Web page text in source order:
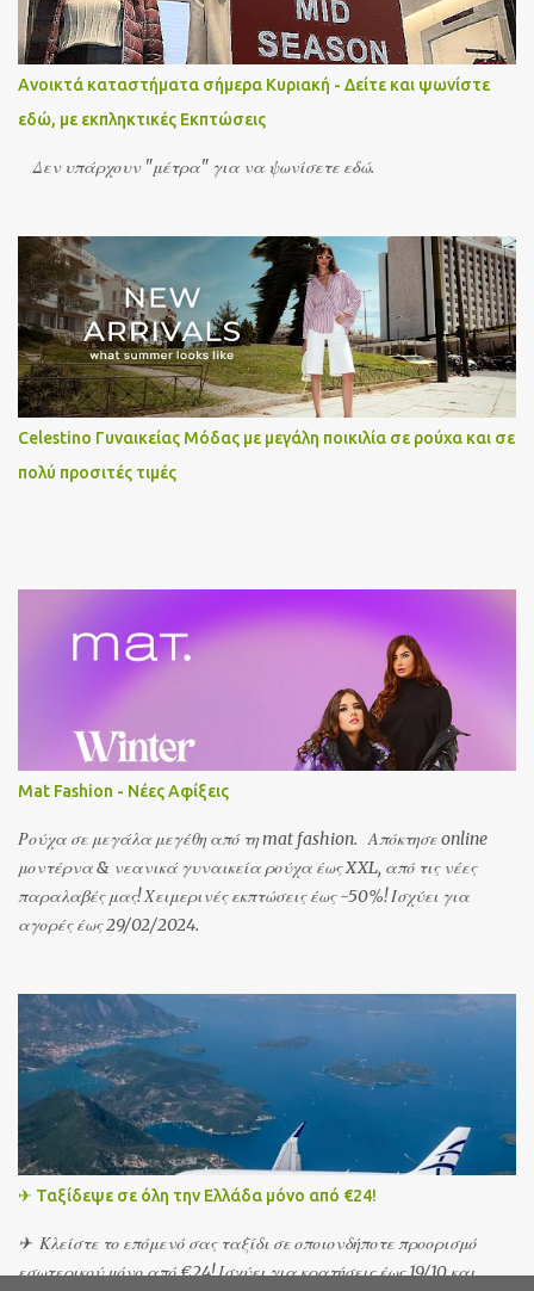
Ανοικτά καταστήματα σήμερα Κυριακή - Δείτε και ψωνίστε
εδώ, με εκπληκτικές Εκπτώσεις
Δεν υπάρχουν "μέτρα" για να ψωνίσετε εδώ.
Celestino Γυναικείας Μόδας με μεγάλη ποικιλία σε ρούχα και σε
πολύ προσιτές τιμές
Mat Fashion - Νέες Αφίξεις
Ρούχα σε μεγάλα μεγέθη από τη mat fashion. Απόκτησε online
μοντέρνα & νεανικά γυναικεία ρούχα έως XXL, από τις νέες
παραλαβές μας! Χειμερινές εκπτώσεις έως -50%! Ισχύει για
αγορές έως 29/02/2024.
✈ Ταξίδεψε σε όλη την Ελλάδα μόνο από €24!
✈ Κλείστε το επόμενό σας ταξίδι σε οποιονδήποτε προορισμό
εσωτερικού μόνο από €24! Ισχύει για κρατήσεις έως 19/10 και